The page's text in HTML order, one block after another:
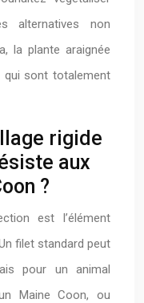
alternatives non
la plante araignée
qui sont totalement
rigide
aux
?
est l’élément
filet standard peut
pour un animal
Maine Coon, ou